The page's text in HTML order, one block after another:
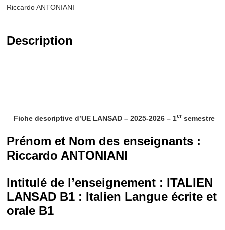
Riccardo ANTONIANI
Description
Fiche descriptive d’UE LANSAD– 2025-2026 – 1er semestre
Prénom et Nom des enseignants :
Riccardo ANTONIANI
Intitulé de l’enseignement : ITALIEN
LANSAD B1 : Italien Langue écrite et
orale B1